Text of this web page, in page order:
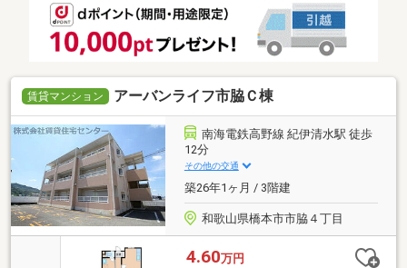
賃貸マンション アーバンライフ市脇Ｃ棟
南海電鉄高野線 紀伊清水駅 徒歩
12分
その他の交通
築26年1ヶ月 / 3階建
和歌山県橋本市市脇４丁目
4.60万円